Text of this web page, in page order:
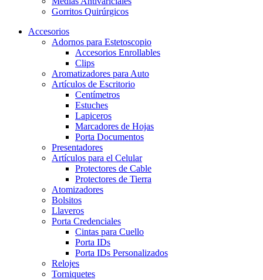
Gorritos Quirúrgicos
Accesorios
Adornos para Estetoscopio
Accesorios Enrollables
Clips
Aromatizadores para Auto
Artículos de Escritorio
Centímetros
Estuches
Lapiceros
Marcadores de Hojas
Porta Documentos
Presentadores
Artículos para el Celular
Protectores de Cable
Protectores de Tierra
Atomizadores
Bolsitos
Llaveros
Porta Credenciales
Cintas para Cuello
Porta IDs
Porta IDs Personalizados
Relojes
Torniquetes